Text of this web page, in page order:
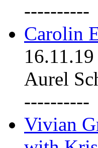
----------
Carolin
16.11.19
Aurel
----------
Vivian